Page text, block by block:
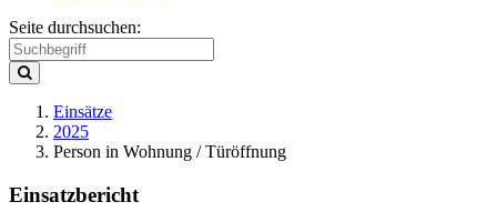
Seite durchsuchen:
Einsätze
2025
Person in Wohnung / Türöffnung
Einsatzbericht